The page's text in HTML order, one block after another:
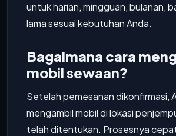
untuk harian, mingguan, bulanan,
lama sesuai kebutuhan Anda.
Bagaimana cara
mobil sewaan?
Setelah pemesanan dikonfirmasi,
mengambil mobil di lokasi
telah ditentukan. Prosesnya